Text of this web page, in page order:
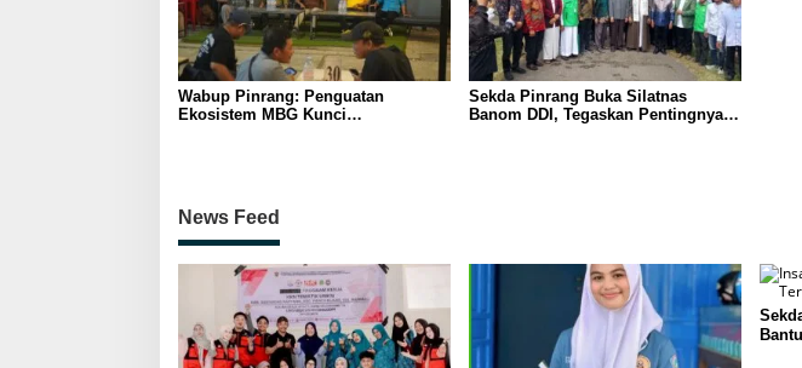
Wabup Pinrang: Penguatan
Ekosistem MBG Kunci
Sekda Pinrang Buka Silatnas
Banom DDI, Tegaskan Pentingnya
News Feed